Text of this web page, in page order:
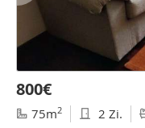
800€
75m2 2 Zi.